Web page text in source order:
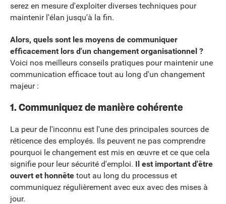
serez en mesure d'exploiter diverses techniques pour
maintenir l'élan jusqu'à la fin.
Alors, quels sont les moyens de communiquer
efficacement lors d'un changement organisationnel ?
Voici nos meilleurs conseils pratiques pour maintenir une
communication efficace tout au long d'un changement
majeur :
1. Communiquez de manière cohérente
La peur de l'inconnu est l'une des principales sources de
réticence des employés. Ils peuvent ne pas comprendre
pourquoi le changement est mis en œuvre et ce que cela
signifie pour leur sécurité d'emploi. Il est important d'être
ouvert et honnête tout au long du processus et
communiquez régulièrement avec eux avec des mises à
jour.